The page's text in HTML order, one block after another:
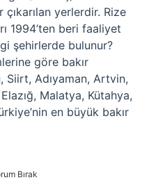
çıkarılan yerlerdir. Rize
1994’ten beri faaliyet
şehirlerde bulunur?
göre bakır
Siirt, Adıyaman, Artvin,
Malatya, Kütahya,
en büyük bakır
Bırak